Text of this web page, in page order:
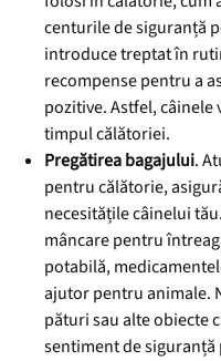
centurile de siguranță
introduce treptat în
recompense pentru a
pozitive. Astfel,
timpul călătoriei.
Pregătirea bagajului.
pentru călătorie,
necesitățile câinelui
mâncare pentru
potabilă,
ajutor pentru animale.
pături sau alte obiecte
sentiment de